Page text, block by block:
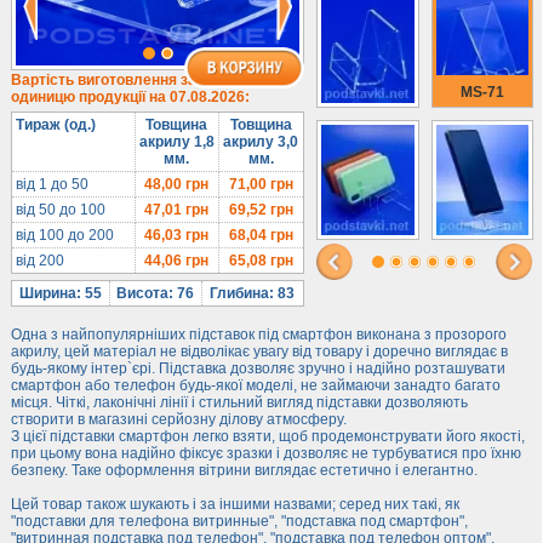
Під біжутерію
Гірки та подіуми
Під косметику
Під солодке
Для хот-догів
Лототрони
Ящики з акрилу
Цінники
Засоби захисту
Інформ. стенди
Підлогові стійки
Вартість виготовлення за
одиницю продукції на 07.08.2026:
Тираж (од.)
Товщина
акрилу 1,8
мм.
Товщина
акрилу 3,0
мм.
від 1 до 50
48,00 грн 71,00грн
від 50 до 100
47,01 грн 69,52грн
від 100 до 200
46,03 грн 68,04грн
від 200
44,06 грн 65,08грн
Ширина: 55
Висота: 76 Глибина: 83
Одна з найпопулярніших підставок під смартфон виконана з прозорого
акрилу, цей матеріал не відволікає увагу від товару і доречно виглядає в
будь-якому інтер`єрі. Підставка дозволяє зручно і надійно розташувати
смартфон або телефон будь-якої моделі, не займаючи занадто багато
місця. Чіткі, лаконічні лінії і стильний вигляд підставки дозволяють
створити в магазині серйозну ділову атмосферу.
З цієї підставки смартфон легко взяти, щоб продемонструвати його якості,
при цьому вона надійно фіксує зразки і дозволяє не турбуватися про їхню
безпеку. Таке оформлення вітрини виглядає естетично і елегантно.
Цей товар також шукають і за іншими назвами; серед них такі, як
"подставки для телефона витринные", "подставка под смартфон",
"витринная подставка под телефон", "подставка под телефон оптом",
MS-71